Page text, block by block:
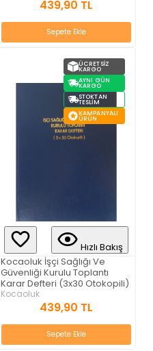
439,90 TL
Sepete Ekle
ÜCRETSIZ
KARGO
AYNI GÜN
KARGO
STOKTAN
TESLIM
KAMPANYALI
ÜRÜN
Hızlı Bakış
Kocaoluk İşçi Sağlığı Ve
Güvenliği Kurulu Toplantı
Karar Defteri (3x30 Otokopili)
Kocaoluk
439,90 TL
Sepete Ekle